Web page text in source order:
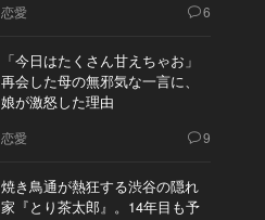
恋愛 6
「今日はたくさん甘えちゃお」
再会した母の無邪気な一言に、
娘が激怒した理由
恋愛 9
焼き鳥通が熱狂する渋谷の隠れ
家『とり茶太郎』。14年目も予